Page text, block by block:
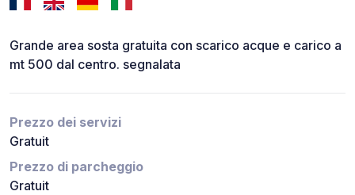
Grande area sosta gratuita con scarico acque e carico a
mt 500 dal centro. segnalata
Prezzo dei servizi
Gratuit
Prezzo di parcheggio
Gratuit